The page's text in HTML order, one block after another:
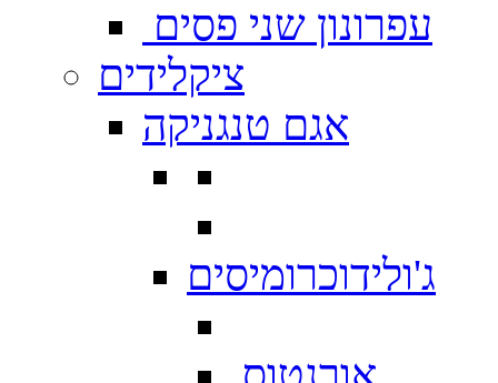
עפרונון שני פסים
ציקלידים
אגם טנגניקה
ג'ולידוכרומיסים